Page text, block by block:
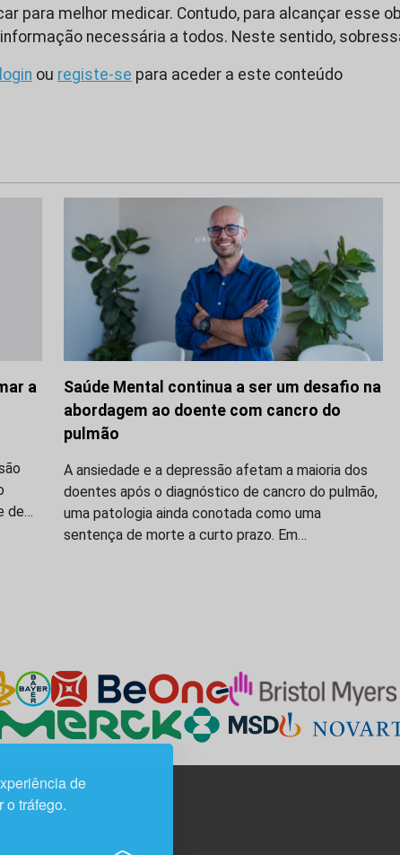
de
o tráfego.
para melhor medicar. Contudo, para alcançar esse
necessária a todos. Neste sentido,
login ou registe-se para aceder a este conteúdo
a
de…
Saúde Mental continua a ser um desafio na
abordagem ao doente com cancro do
pulmão
A ansiedade e a depressão afetam a maioria dos
doentes após o diagnóstico de cancro do pulmão,
uma patologia ainda conotada como uma
sentença de morte a curto prazo. Em…